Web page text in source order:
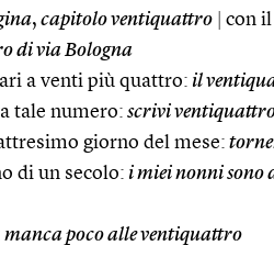
, capitolo ventiquattro con
di via Bologna
a venti più quattro: il
tale numero: scrivi
giorno del mese:
di un secolo: i miei nonni sono
manca poco alle ventiquattro